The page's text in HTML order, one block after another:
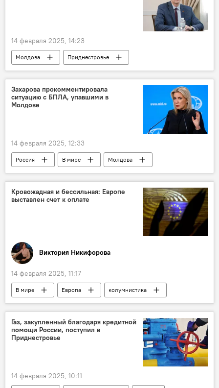
14 февраля 2025, 14:23
Молдова
Приднестровье
Виталий Игнатьев
ОБСЕ
Захарова прокомментировала
ситуацию с БПЛА, упавшими в
Молдове
14 февраля 2025, 12:33
Россия В мире
Молдова
МИД РФ
Мария Захарова
Кровожадная и бессильная: Европе
выставлен счет к оплате
Виктория Никифорова
14 февраля 2025, 11:17
В мире Европа
колумнистика
Аналитика
Газ, закупленный благодаря кредитной
помощи России, поступил в
Приднестровье
14 февраля 2025, 10:11